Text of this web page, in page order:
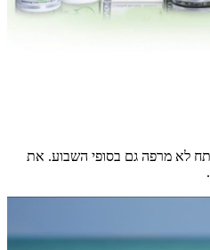
לא מרפה גם בסופי השבוע. את